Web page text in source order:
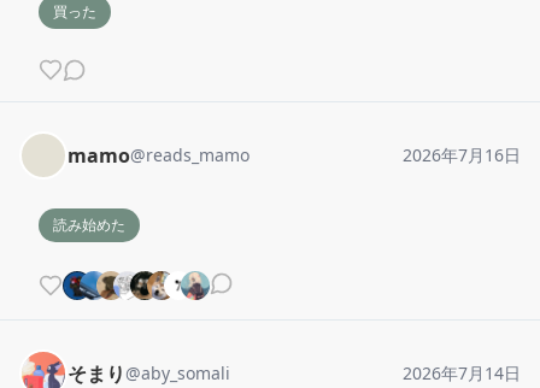
買った
mamo@reads_mamo 2026年7月16日
読み始めた
そまり @aby_somali 2026年7月14日